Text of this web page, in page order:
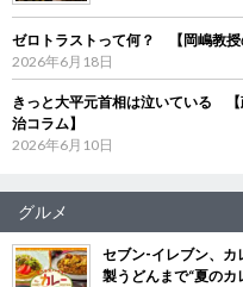
ゼロトラストって何？ 【岡嶋教授
2026年6月18日
きっと大平元首相は泣いている
治コラム】
2026年6月10日
グルメ
セブン‐イレブン、
製うどんまで“夏のカ